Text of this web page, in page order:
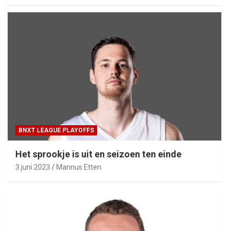
BNXT LEAGUE PLAYOFFS
Het sprookje is uit en seizoen ten einde
3 juni 2023 Mannus Etten